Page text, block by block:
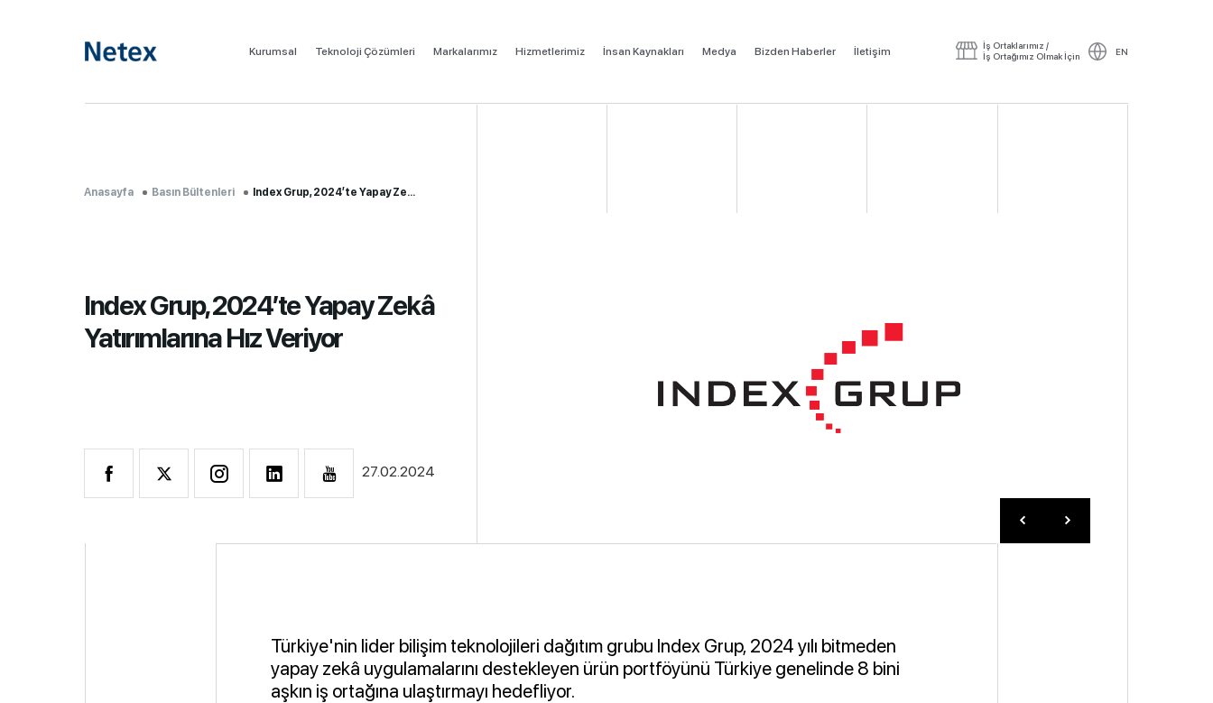
Kurumsal Teknoloji Çözümleri Markalarımız Hizmetlerimiz İnsan Kaynakları Medya Bizden Haberler İletişim
İş Ortaklarımız /
İş Ortağımız Olmak İçin
EN
Anasayfa Basın Bültenleri Index Grup, 2024’te Yapay Ze...
Index Grup, 2024’te Yapay Zekâ
Yatırımlarına Hız Veriyor
27.02.2024
Türkiye'nin lider bilişim teknolojileri dağıtım grubu Index Grup, 2024 yılı bitmeden
yapay zekâ uygulamalarını destekleyen ürün portföyünü Türkiye genelinde 8 bini
aşkın iş ortağına ulaştırmayı hedefliyor.